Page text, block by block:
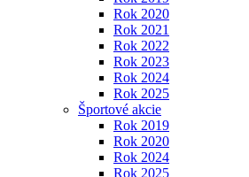
Rok 2020
Rok 2021
Rok 2022
Rok 2023
Rok 2024
Rok 2025
Športové akcie
Rok 2019
Rok 2020
Rok 2024
Rok 2025